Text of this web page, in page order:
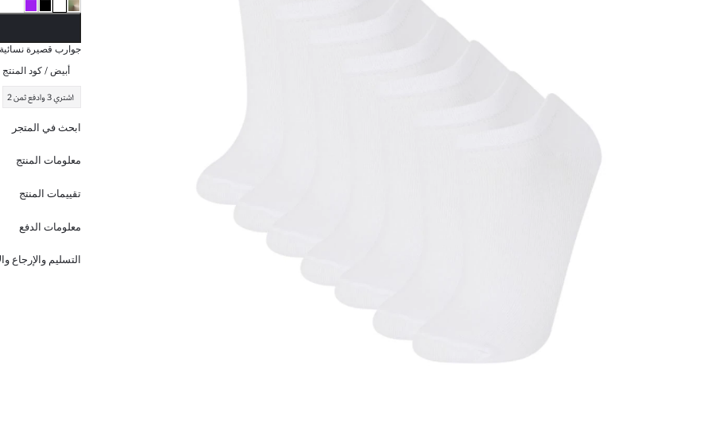
جوارب قصيرة نسائية
أبيض / كود المنتج
ابحث في المتجر
معلومات المنتج
تقييمات المنتج
معلومات الدفع
التسليم والإرجاع